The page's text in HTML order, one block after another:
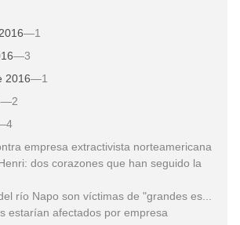
—1
—3
2016—1
—2
4
empresa extractivista norteamericana
dos corazones que han seguido la
río Napo son víctimas de "grandes es...
estarían afectados por empresa